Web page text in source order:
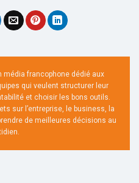
média francophone dédié aux
qui veulent structurer leur
et choisir les bons outils.
sur l’entreprise, le business, la
de meilleures décisions au